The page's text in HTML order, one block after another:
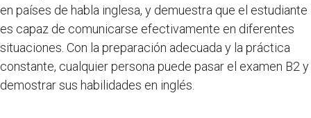
en países de habla inglesa, y demuestra que el estudiante
es capaz de comunicarse efectivamente en diferentes
situaciones. Con la preparación adecuada y la práctica
constante, cualquier persona puede pasar el examen B2 y
demostrar sus habilidades en inglés.